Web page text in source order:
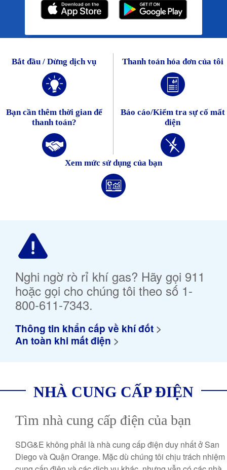
Bắt đầu / Dừng dịch vụ Thanh toán hóa đơn của tôi
Bạn cần thêm thời gian để
thanh toán?
Báo cáo/Kiểm tra sự cố mất
điện
Xem mức sử dụng của bạn
Nghi ngờ rò rỉ khí gas? Hãy gọi 911
hoặc gọi cho chúng tôi theo số 1-
800-611-7343.
Thông tin khẩn cấp về khí đốt
An toàn khi mất điện
NHÀ CUNG CẤP ĐIỆN
Tìm nhà cung cấp điện của bạn
SDG&E không phải là nhà cung cấp điện duy nhất ở San
Diego và Quận Orange. Mặc dù chúng tôi chịu trách nhiệm